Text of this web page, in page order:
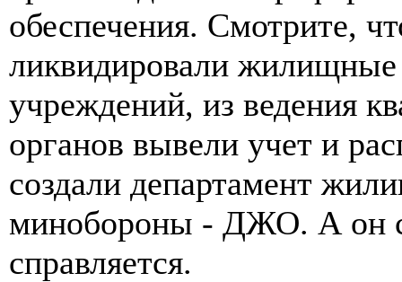
обеспечения. Смотрите,
ликвидировали жилищные
учреждений, из ведения
органов вывели учет и
создали департамент
минобороны - ДЖО. А он
справляется.